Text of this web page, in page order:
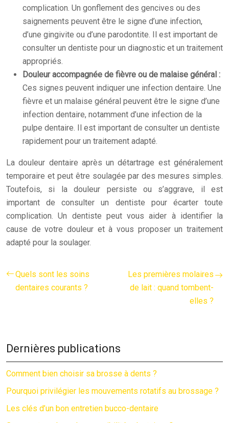
complication. Un gonflement des gencives ou des
saignements peuvent être le signe d’une infection,
d’une gingivite ou d’une parodontite. Il est important de
consulter un dentiste pour un diagnostic et un traitement
appropriés.
Douleur accompagnée de fièvre ou de malaise général :
Ces signes peuvent indiquer une infection dentaire. Une
fièvre et un malaise général peuvent être le signe d’une
infection dentaire, notamment d’une infection de la
pulpe dentaire. Il est important de consulter un dentiste
rapidement pour un traitement adapté.
La douleur dentaire après un détartrage est généralement
temporaire et peut être soulagée par des mesures simples.
Toutefois, si la douleur persiste ou s’aggrave, il est
important de consulter un dentiste pour écarter toute
complication. Un dentiste peut vous aider à identifier la
cause de votre douleur et à vous proposer un traitement
adapté pour la soulager.
Quels sont les soins
dentaires courants ?
Les premières molaires
de lait : quand tombent-
elles ?
Dernières publications
Comment bien choisir sa brosse à dents ?
Pourquoi privilégier les mouvements rotatifs au brossage ?
Les clés d’un bon entretien bucco-dentaire